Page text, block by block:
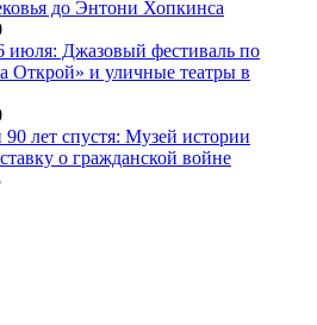
до Энтони Хопкинса
июля: Джазовый фестиваль по
Открой» и уличные театры в
лет спустя: Музей истории
о гражданской войне